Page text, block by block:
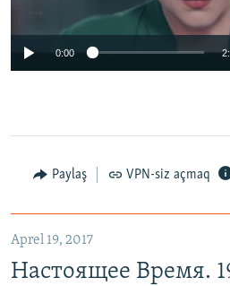
0:00
Paylaş VPN-siz açmaq
Aprel 19, 2017
Настоящее Время.